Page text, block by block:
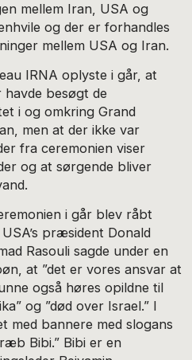
mellem Iran, USA og
og der er forhandles
mellem USA og Iran.
IRNA oplyste i går, at
besøgt de
i og omkring Grand
men at der ikke var
fra ceremonien viser
og at sørgende bliver
i går blev råbt
præsident Donald
Rasouli sagde under en
at ”det er vores ansvar at
også høres opildne til
og ”død over Israel.” I
med bannere med slogans
Bibi.” Bibi er en